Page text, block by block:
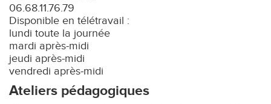
06.68.11.76.79
Disponible en télétravail :
lundi toute la journée
mardi après-midi
jeudi après-midi
vendredi après-midi
Ateliers pédagogiques